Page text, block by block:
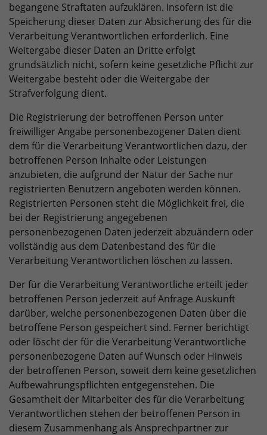
begangene Straftaten aufzuklären. Insofern ist die
Speicherung dieser Daten zur Absicherung des für die
Verarbeitung Verantwortlichen erforderlich. Eine
Weitergabe dieser Daten an Dritte erfolgt
grundsätzlich nicht, sofern keine gesetzliche Pflicht zur
Weitergabe besteht oder die Weitergabe der
Strafverfolgung dient.
Die Registrierung der betroffenen Person unter
freiwilliger Angabe personenbezogener Daten dient
dem für die Verarbeitung Verantwortlichen dazu, der
betroffenen Person Inhalte oder Leistungen
anzubieten, die aufgrund der Natur der Sache nur
registrierten Benutzern angeboten werden können.
Registrierten Personen steht die Möglichkeit frei, die
bei der Registrierung angegebenen
personenbezogenen Daten jederzeit abzuändern oder
vollständig aus dem Datenbestand des für die
Verarbeitung Verantwortlichen löschen zu lassen.
Der für die Verarbeitung Verantwortliche erteilt jeder
betroffenen Person jederzeit auf Anfrage Auskunft
darüber, welche personenbezogenen Daten über die
betroffene Person gespeichert sind. Ferner berichtigt
oder löscht der für die Verarbeitung Verantwortliche
personenbezogene Daten auf Wunsch oder Hinweis
der betroffenen Person, soweit dem keine gesetzlichen
Aufbewahrungspflichten entgegenstehen. Die
Gesamtheit der Mitarbeiter des für die Verarbeitung
Verantwortlichen stehen der betroffenen Person in
diesem Zusammenhang als Ansprechpartner zur